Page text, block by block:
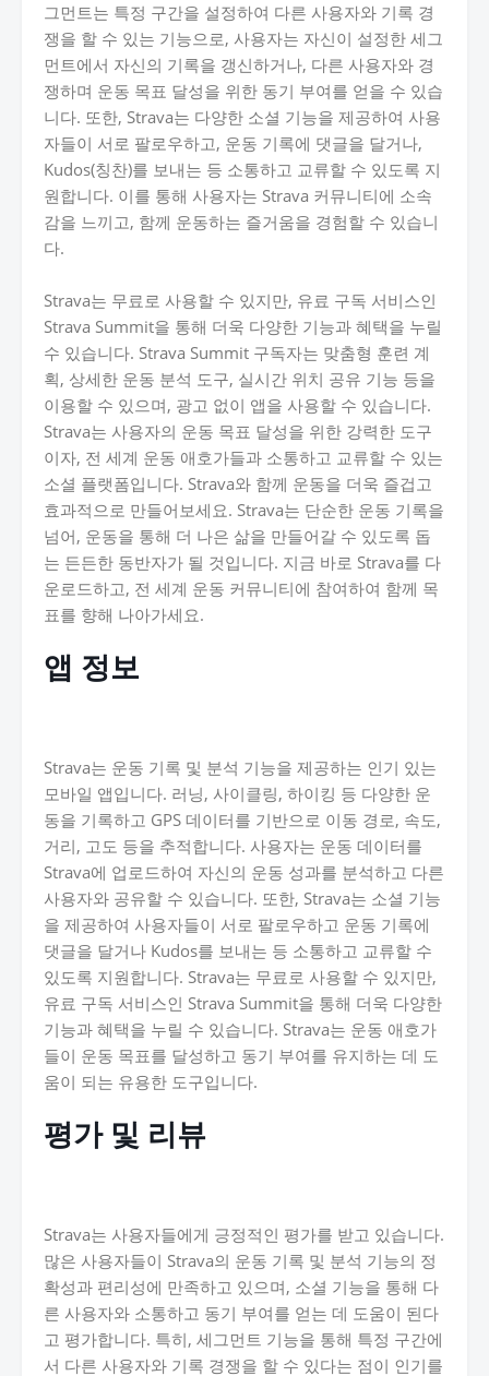
그먼트는 특정 구간을 설정하여 다른 사용자와 기록 경
쟁을 할 수 있는 기능으로, 사용자는 자신이 설정한 세그
먼트에서 자신의 기록을 갱신하거나, 다른 사용자와 경
쟁하며 운동 목표 달성을 위한 동기 부여를 얻을 수 있습
니다. 또한, Strava는 다양한 소셜 기능을 제공하여 사용
자들이 서로 팔로우하고, 운동 기록에 댓글을 달거나,
Kudos(칭찬)를 보내는 등 소통하고 교류할 수 있도록 지
원합니다. 이를 통해 사용자는 Strava 커뮤니티에 소속
감을 느끼고, 함께 운동하는 즐거움을 경험할 수 있습니
다.
Strava는 무료로 사용할 수 있지만, 유료 구독 서비스인
Strava Summit을 통해 더욱 다양한 기능과 혜택을 누릴
수 있습니다. Strava Summit 구독자는 맞춤형 훈련 계
획, 상세한 운동 분석 도구, 실시간 위치 공유 기능 등을
이용할 수 있으며, 광고 없이 앱을 사용할 수 있습니다.
Strava는 사용자의 운동 목표 달성을 위한 강력한 도구
이자, 전 세계 운동 애호가들과 소통하고 교류할 수 있는
소셜 플랫폼입니다. Strava와 함께 운동을 더욱 즐겁고
효과적으로 만들어보세요. Strava는 단순한 운동 기록을
넘어, 운동을 통해 더 나은 삶을 만들어갈 수 있도록 돕
는 든든한 동반자가 될 것입니다. 지금 바로 Strava를 다
운로드하고, 전 세계 운동 커뮤니티에 참여하여 함께 목
표를 향해 나아가세요.
앱 정보
Strava는 운동 기록 및 분석 기능을 제공하는 인기 있는
모바일 앱입니다. 러닝, 사이클링, 하이킹 등 다양한 운
동을 기록하고 GPS 데이터를 기반으로 이동 경로, 속도,
거리, 고도 등을 추적합니다. 사용자는 운동 데이터를
Strava에 업로드하여 자신의 운동 성과를 분석하고 다른
사용자와 공유할 수 있습니다. 또한, Strava는 소셜 기능
을 제공하여 사용자들이 서로 팔로우하고 운동 기록에
댓글을 달거나 Kudos를 보내는 등 소통하고 교류할 수
있도록 지원합니다. Strava는 무료로 사용할 수 있지만,
유료 구독 서비스인 Strava Summit을 통해 더욱 다양한
기능과 혜택을 누릴 수 있습니다. Strava는 운동 애호가
들이 운동 목표를 달성하고 동기 부여를 유지하는 데 도
움이 되는 유용한 도구입니다.
평가 및 리뷰
Strava는 사용자들에게 긍정적인 평가를 받고 있습니다.
많은 사용자들이 Strava의 운동 기록 및 분석 기능의 정
확성과 편리성에 만족하고 있으며, 소셜 기능을 통해 다
른 사용자와 소통하고 동기 부여를 얻는 데 도움이 된다
고 평가합니다. 특히, 세그먼트 기능을 통해 특정 구간에
서 다른 사용자와 기록 경쟁을 할 수 있다는 점이 인기를